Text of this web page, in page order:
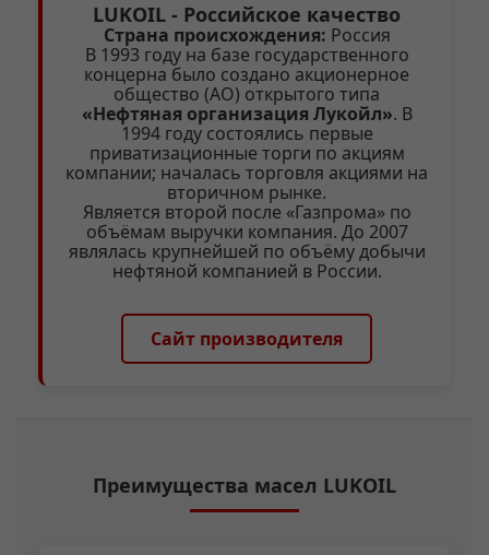
LUKOIL - Российское качество
Страна происхождения: Россия
В 1993 году на базе государственного
концерна было создано акционерное
общество (АО) открытого типа
«Нефтяная организация Лукойл». В
1994 году состоялись первые
приватизационные торги по акциям
компании; началась торговля акциями на
вторичном рынке.
Является второй после «Газпрома» по
объёмам выручки компания. До 2007
являлась крупнейшей по объёму добычи
нефтяной компанией в России.
Сайт производителя
Преимущества масел LUKOIL